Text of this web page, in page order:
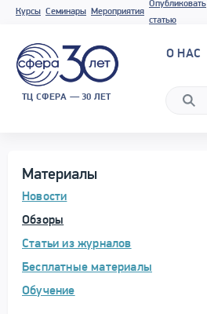
Курсы Семинары Мероприятия
Опубликовать
статью
ТЦ СФЕРА — 30 ЛЕТ
О НАС
Материалы
Новости
Обзоры
Статьи из журналов
Бесплатные материалы
Обучение